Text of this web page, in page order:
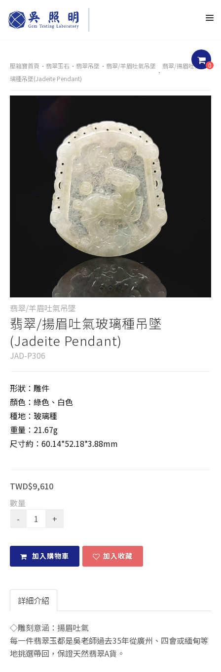
0
壓箱寶首頁 翡翠玉石 翡翠吊墜 翡翠/羊眉吐氣吊墜
翡翠/揚眉吐氣玻
璃種吊墜(Jadeite Pendant)
翡翠/羊眉吐氣吊墜
翡翠/揚眉吐氣玻璃種吊墜
(Jadeite Pendant)
JAD-P306
形狀：雕件
顏色：綠色、白色
種地：玻璃種
重量：21.67g
尺寸約：60.14*52.18*3.88mm
TWD$9,610
數量
加入購物車 加入收藏
詳細介紹
◇雕刻意涵：揚眉吐氣
每一件翡翠玉都是吳老師過去35年從廣州、四會或緬甸等
地挑選帶回，保證天然翡翠A貨。